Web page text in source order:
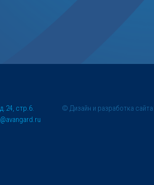
стр.6.
© Дизайн и разработка сайта